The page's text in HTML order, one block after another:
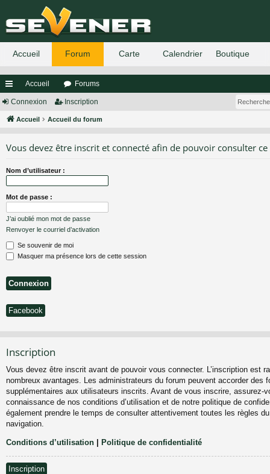
ac
co
s
Accueil Forums
Connexion Inscription
Accueil Accueil du forum
Vous devez être inscrit et connecté afin de pouvoir consulter
Nom d’utilisateur :
Mot de passe :
J’ai oublié mon mot de passe
Renvoyer le courriel d’activation
Se souvenir de moi
Masquer ma présence lors de cette session
Facebook
Inscription
Vous devez être inscrit avant de pouvoir vous connecter. L’inscription est
nombreux avantages. Les administrateurs du forum peuvent accorder des
supplémentaires aux utilisateurs inscrits. Avant de vous inscrire, assurez-
connaissance de nos conditions d’utilisation et de notre politique de
également prendre le temps de consulter attentivement toutes les règles
navigation.
Conditions d’utilisation | Politique de confidentialité
Inscription